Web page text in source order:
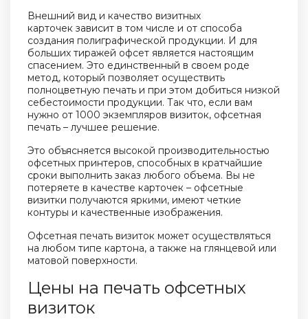
Внешний вид и качество визитных
карточек зависит в том числе и от способа
создания полиграфической продукции. И для
больших тиражей офсет является настоящим
спасением. Это единственный в своем роде
метод, который позволяет осуществить
полноцветную печать и при этом добиться низкой
себестоимости продукции. Так что, если вам
нужно от 1000 экземпляров визиток, офсетная
печать – лучшее решение.
Это объясняется высокой производительностью
офсетных принтеров, способных в кратчайшие
сроки выполнить заказ любого объема. Вы не
потеряете в качестве карточек – офсетные
визитки получаются яркими, имеют четкие
контуры и качественные изображения.
Офсетная печать визиток может осуществляться
на любом типе картона, а также на глянцевой или
матовой поверхности.
Цены на печать офсетных
визиток